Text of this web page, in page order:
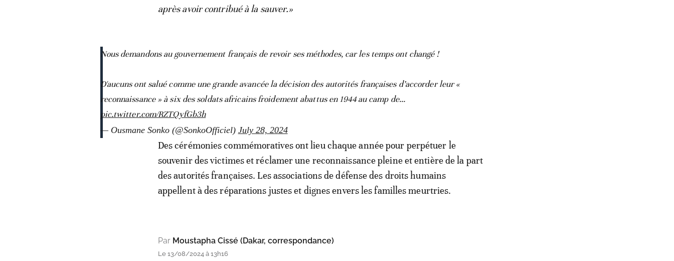
après avoir contribué à la sauver.»
Nous demandons au gouvernement français de revoir ses méthodes, car les temps ont changé !
D'aucuns ont salué comme une grande avancée la décision des autorités françaises d’accorder leur «
reconnaissance » à six des soldats africains froidement abattus en 1944 au camp de…
pic.twitter.com/RZTQyfGb3h
— Ousmane Sonko (@SonkoOfficiel) July 28, 2024
Des cérémonies commémoratives ont lieu chaque année pour perpétuer le
souvenir des victimes et réclamer une reconnaissance pleine et entière de la part
des autorités françaises. Les associations de défense des droits humains
appellent à des réparations justes et dignes envers les familles meurtries.
Par Moustapha Cissé (Dakar, correspondance)
Le 13/08/2024 à 13h16